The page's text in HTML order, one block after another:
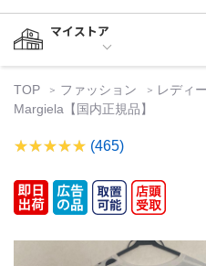
マイストア
TOP ファッション レディ
Margiela【国内正規品】
(465)